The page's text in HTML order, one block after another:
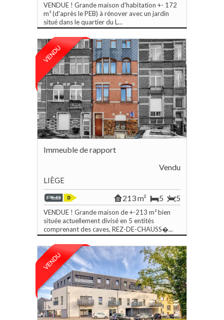
VENDUE ! Grande maison d'habitation +- 172
m² (d'après le PEB) à rénover avec un jardin
situé dans le quartier du L...
Immeuble de rapport
Vendu
LIÈGE
5
5
213 m²
VENDUE ! Grande maison de +-213 m² bien
située actuellement divisé en 5 entités
comprenant des caves, REZ-DE-CHAUSS�...